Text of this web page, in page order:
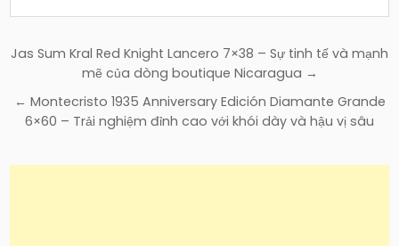
Điều
hướng
bài
viết
Jas Sum Kral Red Knight Lancero 7×38 – Sự tinh tế và mạnh
mẽ của dòng boutique Nicaragua →
← Montecristo 1935 Anniversary Edición Diamante Grande
6×60 – Trải nghiệm đỉnh cao với khói dày và hậu vị sâu